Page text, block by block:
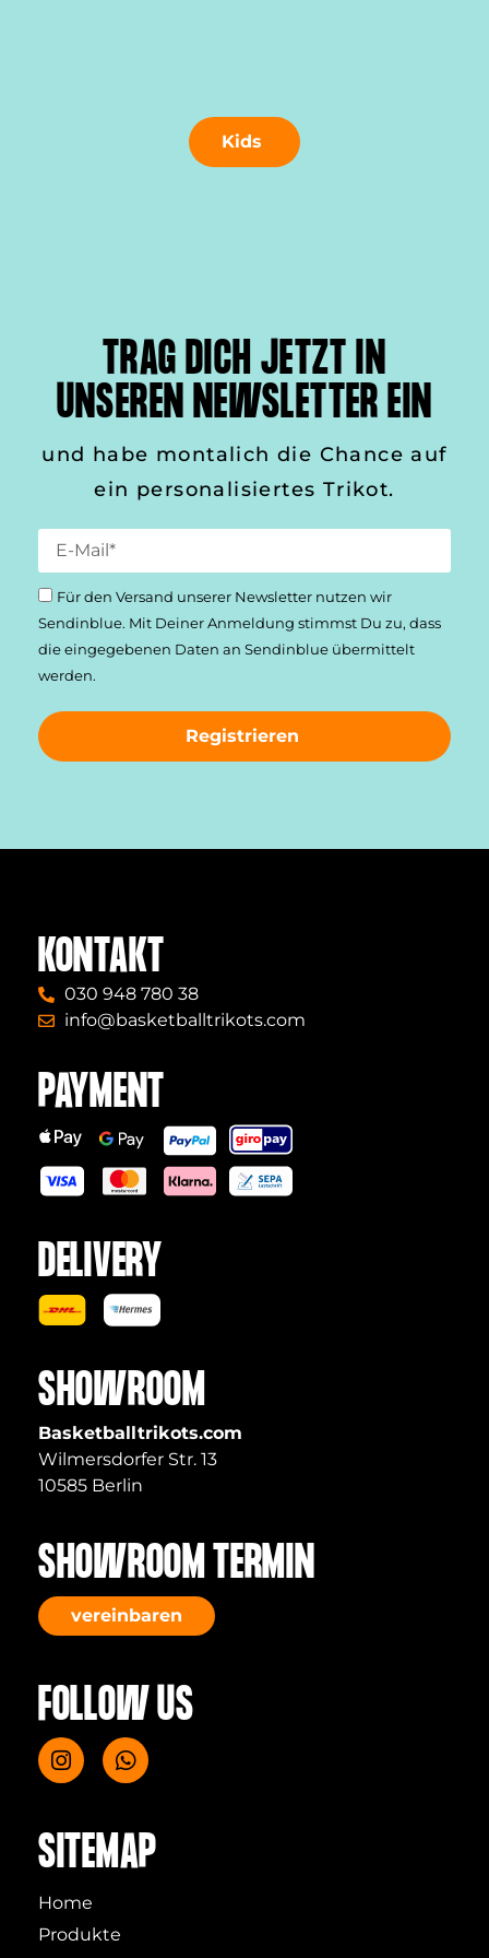
Kids
TRAG DICH JETZT IN
UNSEREN NEWSLETTER EIN
und habe montalich die Chance auf
ein personalisiertes Trikot.
Für den Versand unserer Newsletter nutzen wir
Sendinblue. Mit Deiner Anmeldung stimmst Du zu, dass
die einge­gebenen Daten an Sendinblue übermittelt
werden.
Registrieren
KONTAKT
030 948 780 38
info@basketballtrikots.com
PAYMENT
DELIVERY
SHOWROOM
Basketballtrikots.com
Wilmersdorfer Str. 13
10585 Berlin
SHOWROOM TERMIN
vereinbaren
FOLLOW US
SITEMAP
Home
Produkte